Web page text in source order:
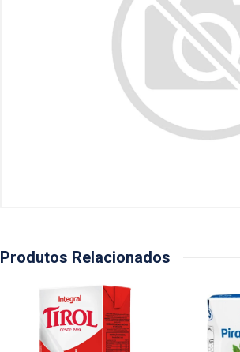
Produtos Relacionados